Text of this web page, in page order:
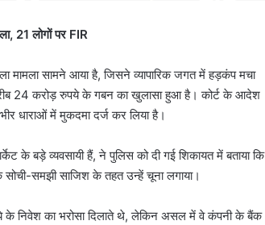
21 लोगों पर FIR
मामला सामने आया है, जिसने व्यापारिक जगत में हड़कंप मचा
24 करोड़ रुपये के गबन का खुलासा हुआ है। कोर्ट के आदेश
धाराओं में मुकदमा दर्ज कर लिया है।
के बड़े व्यवसायी हैं, ने पुलिस को दी गई शिकायत में बताया कि
समझी साजिश के तहत उन्हें चूना लगाया।
के निवेश का भरोसा दिलाते थे, लेकिन असल में वे कंपनी के बैंक